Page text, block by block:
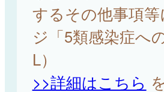
するその他事項
ジ「5類感染症へ
L）
>>詳細はこちら